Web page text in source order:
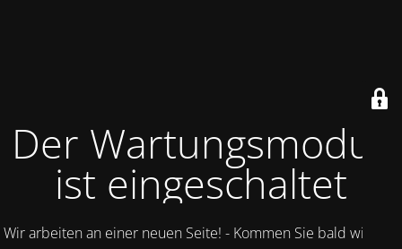
Der Wartungsmodus
ist eingeschaltet
Wir arbeiten an einer neuen Seite! - Kommen Sie bald wieder.